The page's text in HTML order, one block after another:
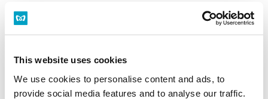
This website uses cookies
We use cookies to personalise content and ads, to
provide social media features and to analyse our traffic.
Máquina de billetes multifuncional
Horario: Del primer al último tren
¿Ha perdido un objeto?